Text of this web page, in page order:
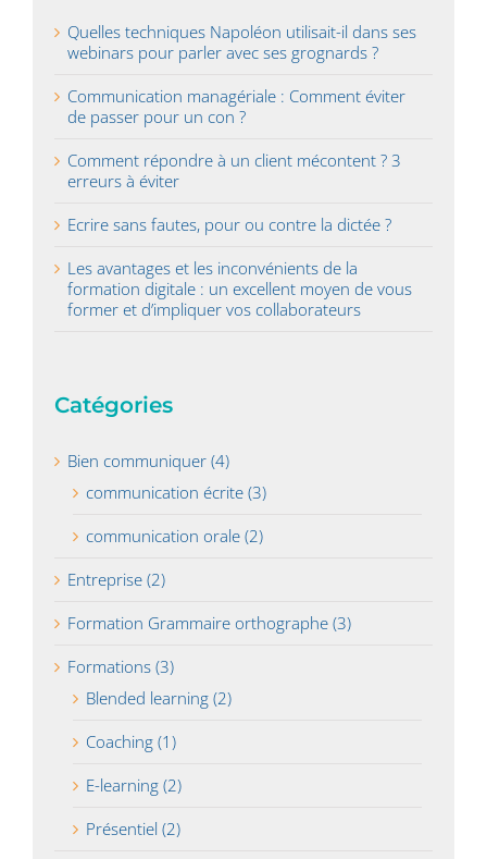
Quelles techniques Napoléon utilisait-il dans ses
webinars pour parler avec ses grognards ?
Communication managériale : Comment éviter
de passer pour un con ?
Comment répondre à un client mécontent ? 3
erreurs à éviter
Ecrire sans fautes, pour ou contre la dictée ?
Les avantages et les inconvénients de la
formation digitale : un excellent moyen de vous
former et d’impliquer vos collaborateurs
Catégories
Bien communiquer (4)
communication écrite (3)
communication orale (2)
Entreprise (2)
Formation Grammaire orthographe (3)
Formations (3)
Blended learning (2)
Coaching (1)
E-learning (2)
Présentiel (2)